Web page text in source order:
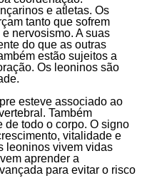
e atletas. Os
tanto que sofrem
nervosismo. A suas
do que as outras
estão sujeitos a
Os leoninos são
esteve associado ao
Também
todo o corpo. O signo
vitalidade e
leoninos vivem vidas
aprender a
para evitar o risco